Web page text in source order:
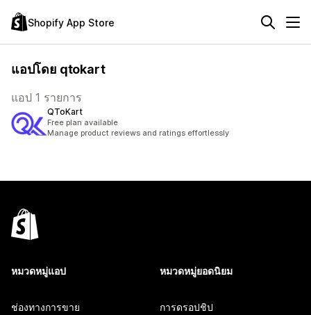
Shopify App Store
แอปโดย qtokart
แอป 1 รายการ
QToKart
Free plan available
Manage product reviews and ratings effortlessly
หมวดหมู่แอป
ช่องทางการขาย
หมวดหมู่ยอดนิยม
การดรอปชิป